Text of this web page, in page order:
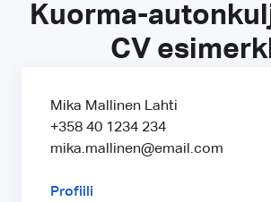
Kuorma-
CV
Mika Mallinen Lahti
+358 40 1234 234
mika.mallinen@email.com
Profiili